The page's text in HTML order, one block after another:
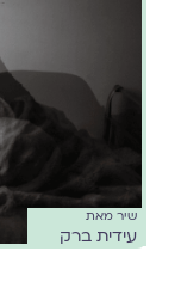
שיר מאת
עידית ברק